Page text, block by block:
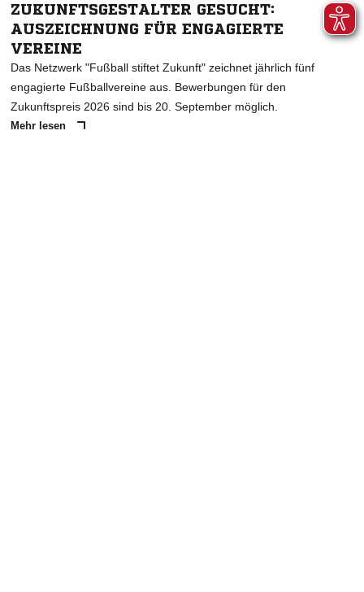
ZUKUNFTSGESTALTER GESUCHT:
AUSZEICHNUNG FÜR ENGAGIERTE
VEREINE
Das Netzwerk "Fußball stiftet Zukunft" zeichnet jährlich fünf
engagierte Fußballvereine aus. Bewerbungen für den
Zukunftspreis 2026 sind bis 20. September möglich.
Mehr lesen